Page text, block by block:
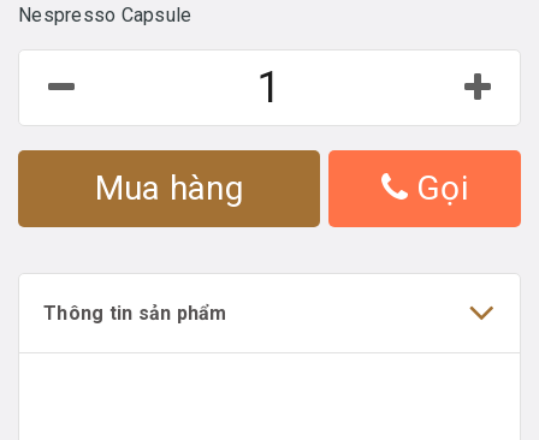
Nespresso Capsule
Mua hàng Gọi
Thông tin sản phẩm